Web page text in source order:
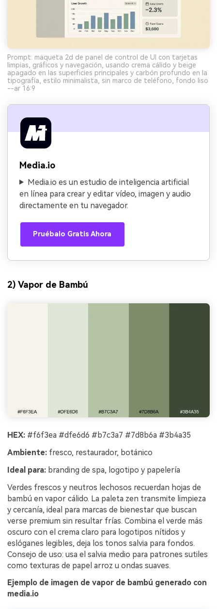
Prompt: maqueta 2d de panel de control de UI con tarjetas
limpias, gráficos y navegación, usando crema cálido y beige
apagado en las superficies principales y carbón profundo en la
tipografía, estilo minimalista, sin marco de teléfono, fondo liso
--ar 16:9
Media.io
Media.io es un estudio de inteligencia artificial
en línea para crear y editar vídeo, imagen y audio
directamente en tu navegador.
Pruébalo Gratis Ahora
2) Vapor de Bambú
HEX: #f6f3ea #dfe6d6 #b7c3a7 #7d8b6a #3b4a35
Ambiente: fresco, restaurador, botánico
Ideal para: branding de spa, logotipo y papelería
Verdes frescos y neutros lechosos recuerdan hojas de
bambú en vapor cálido. La paleta zen transmite limpieza
y cercanía, ideal para marcas de bienestar que buscan
verse premium sin resultar frías. Combina el verde más
oscuro con el crema claro para logotipos nítidos y
eslóganes legibles, deja los tonos salvia para fondos.
Consejo de uso: usa el salvia medio para patrones sutiles
como texturas de papel arroz u ondas suaves.
Ejemplo de imagen de vapor de bambú generado con
media.io